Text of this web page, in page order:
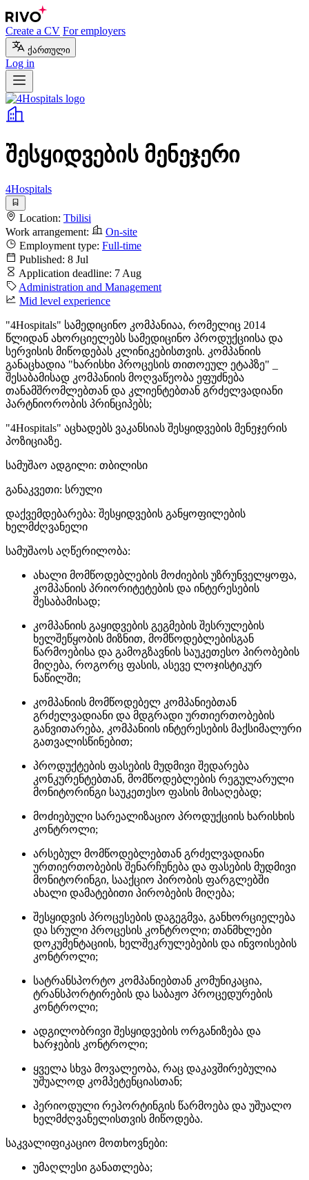
Create a CV For employers
ქართული
Log in
შესყიდვების მენეჯერი
4Hospitals
Location: Tbilisi
Work arrangement:
On-site
Employment type: Full-time
Published: 8 Jul
Application deadline: 7 Aug
Administration and Management
Mid level experience
"4Hospitals" სამედიცინო კომპანიაა, რომელიც 2014
წლიდან ახორციელებს სამედიცინო პროდუქციისა და
სერვისის მიწოდებას კლინიკებისთვის. კომპანიის
განაცხადია "ხარისხი პროცესის თითოეულ ეტაპზე" _
შესაბამისად კომპანიის მოღვაწეობა ეფუძნება
თანამშრომლებთან და კლიენტებთან გრძელვადიანი
პარტნიორობის პრინციპებს;
"4Hospitals" აცხადებს ვაკანსიას შესყიდვების მენეჯერის
პოზიციაზე.
სამუშაო ადგილი: თბილისი
განაკვეთი: სრული
დაქვემდებარება: შესყიდვების განყოფილების
ხელმძღვანელი
სამუშაოს აღწერილობა:
ახალი მომწოდებლების მოძიების უზრუნველყოფა,
კომპანიის პრიორიტეტების და ინტერესების
შესაბამისად;
კომპანიის გაყიდვების გეგმების შესრულების
ხელშეწყობის მიზნით, მომწოდებლებისგან
წარმოებისა და გამოგზავნის საუკეთესო პირობების
მიღება, როგორც ფასის, ასევე ლოჯისტიკურ
ნაწილში;
კომპანიის მომწოდებელ კომპანიებთან
გრძელვადიანი და მდგრადი ურთიერთობების
განვითარება, კომპანიის ინტერესების მაქსიმალური
გათვალისწინებით;
პროდუქტების ფასების მუდმივი შედარება
კონკურენტებთან, მომწოდებლების რეგულარული
მონიტორინგი საუკეთესო ფასის მისაღებად;
მოძიებული სარეალიზაციო პროდუქციის ხარისხის
კონტროლი;
არსებულ მომწოდებლებთან გრძელვადიანი
ურთიერთობების შენარჩუნება და ფასების მუდმივი
მონიტორინგი, სააქციო პირობის ფარგლებში
ახალი დამატებითი პირობების მიღება;
შესყიდვის პროცესების დაგეგმვა, განხორციელება
და სრული პროცესის კონტროლი; თანმხლები
დოკუმენტაციის, ხელშეკრულებების და ინვოისების
კონტროლი;
სატრანსპორტო კომპანიებთან კომუნიკაცია,
ტრანსპორტირების და საბაჟო პროცედურების
კონტროლი;
ადგილობრივი შესყიდვების ორგანიზება და
ხარჯების კონტროლი;
ყველა სხვა მოვალეობა, რაც დაკავშირებულია
უშუალოდ კომპეტენციასთან;
პერიოდული რეპორტინგის წარმოება და უშუალო
ხელმძღვანელისთვის მიწოდება.
საკვალიფიკაციო მოთხოვნები:
უმაღლესი განათლება;